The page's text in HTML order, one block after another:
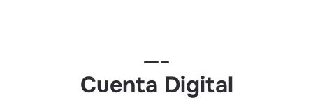
Cuenta Digital